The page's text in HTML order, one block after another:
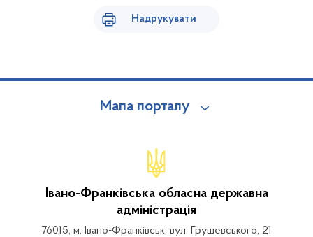
Надрукувати
Мапа порталу
Івано-Франківська обласна державна
адміністрація
76015, м. Івано-Франківськ, вул. Грушевського, 21